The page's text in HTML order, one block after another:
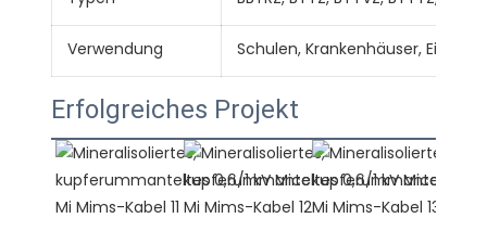
Verwendung Schulen, Krankenhäuser,
Erfolgreiches Projekt